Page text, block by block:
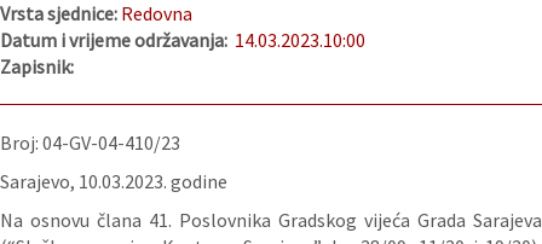
Vrsta sjednice: Redovna
Datum i vrijeme održavanja: 14.03.2023.10:00
Zapisnik:
Broj: 04-GV-04-410/23
Sarajevo, 10.03.2023. godine
Na osnovu člana 41. Poslovnika Gradskog vijeća Grada Sarajeva